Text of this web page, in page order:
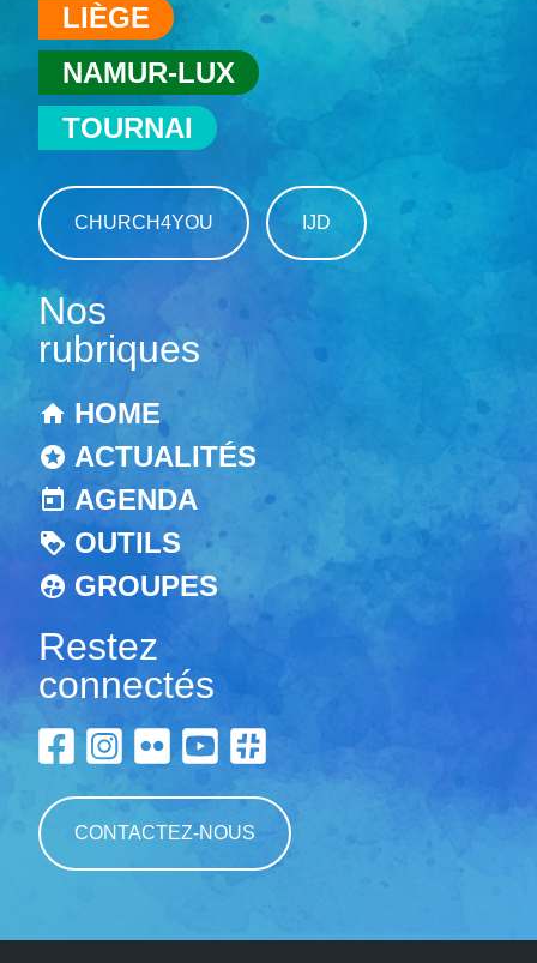
LIÈGE
NAMUR-LUX
TOURNAI
CHURCH4YOU IJD
Nos
rubriques
HOME
ACTUALITÉS
AGENDA
OUTILS
GROUPES
Restez
connectés
CONTACTEZ-NOUS